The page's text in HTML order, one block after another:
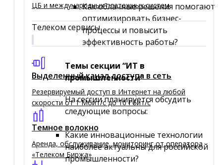
ЦБ и международных платежных систем
Телеком сервисы
Выделенный канал доступа в сеть
Резервируемый доступ в Интернет на любой
скорости от 1 Мбит/с до 10 Гбит/с
Темное волокно
Аренда, обслуживание, мониторинг от оператора
«Телеком Биржа»
Как облачные решения помогают
оптимизировать бизнес-
процессы и повысить
эффективность работы?
Темы секции “ИТ в
промышленности”
На сессии планируется обсудить
следующие вопросы:
Какие инновационные технологии
наиболее актуальны для российской
промышленности?